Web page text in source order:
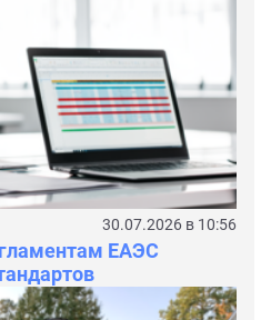
30.07.2026 в 10:56
ЕАЭС